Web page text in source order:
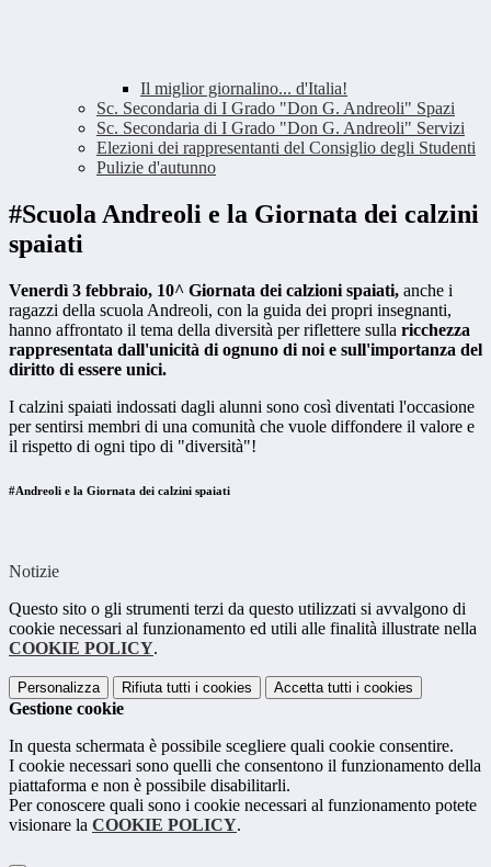
Il miglior giornalino... d'Italia!
Sc. Secondaria di I Grado "Don G. Andreoli" Spazi
Sc. Secondaria di I Grado "Don G. Andreoli" Servizi
Elezioni dei rappresentanti del Consiglio degli Studenti
Pulizie d'autunno
#Scuola Andreoli e la Giornata dei calzini
spaiati
Venerdì 3 febbraio, 10^ Giornata dei calzioni spaiati, anche i
ragazzi della scuola Andreoli, con la guida dei propri insegnanti,
hanno affrontato il tema della diversità per riflettere sulla ricchezza
rappresentata dall'unicità di ognuno di noi e sull'importanza del
diritto di essere unici.
I calzini spaiati indossati dagli alunni sono così diventati l'occasione
per sentirsi membri di una comunità che vuole diffondere il valore e
il rispetto di ogni tipo di "diversità"!
#Andreoli e la Giornata dei calzini spaiati
Notizie
Questo sito o gli strumenti terzi da questo utilizzati si avvalgono di
cookie necessari al funzionamento ed utili alle finalità illustrate nella
COOKIE POLICY.
Personalizza Rifiuta tutti i cookies Accetta tutti i cookies
Gestione cookie
In questa schermata è possibile scegliere quali cookie consentire.
I cookie necessari sono quelli che consentono il funzionamento della
piattaforma e non è possibile disabilitarli.
Per conoscere quali sono i cookie necessari al funzionamento potete
visionare la COOKIE POLICY.